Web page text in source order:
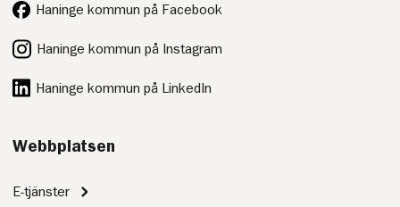
Haninge kommun på Facebook
Haninge kommun på Instagram
Haninge kommun på LinkedIn
Webbplatsen
E-tjänster